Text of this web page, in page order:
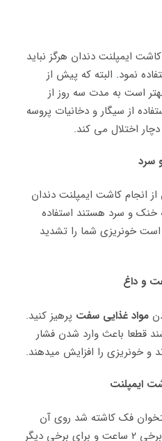
ایمپلنت دندان هرگز نباید
نمود. البته که پیش از
است به مدت سه روز از
از سیگار و دخانیات پروسه
اختلال می کند.
سرد
ساعت پس از انجام کاشت ایمپلنت دندان
خنک و سرد هستند استفاده
خونریزی شما را تشدید
و داغ
مواد غذایی سفت پرهیز کنید.
قطعا باعث وارد شدن فشار
و خونریزی را افزایش میدهند.
ایمپلنت
فک کاشته شد روی آن
پانسمان قرار میدهند که برای برخی ۲ ساعت و برای برخی دیگر